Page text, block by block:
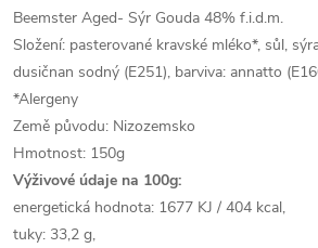
Beemster Aged- Sýr Gouda 48% f.i.d.m.
Složení: pasterované kravské mléko*, sůl,
dusičnan sodný (E251), barviva: annatto
*Alergeny
Země původu: Nizozemsko
Hmotnost: 150g
Výživové údaje na 100g:
energetická hodnota: 1677 KJ / 404 kcal,
tuky: 33,2 g,